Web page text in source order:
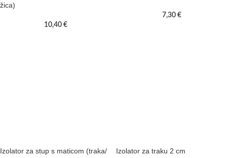
žica)
10,40 €
7,30 €
Izolator za stup s maticom (traka/
Izolator za traku 2 cm